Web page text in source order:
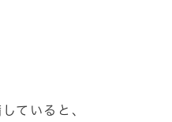
ていると、